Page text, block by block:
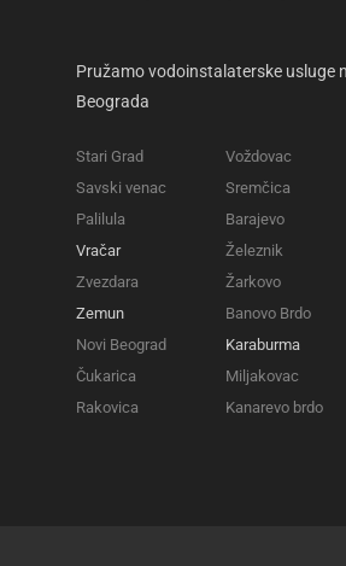
Pružamo vodoinstalaterske usluge
Beograda
Stari Grad
Savski venac
Palilula
Vračar
Zvezdara
Zemun
Novi Beograd
Čukarica
Rakovica
Voždovac
Sremčica
Barajevo
Železnik
Žarkovo
Banovo Brdo
Karaburma
Miljakovac
Kanarevo brdo